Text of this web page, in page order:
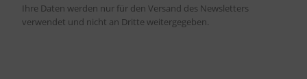
Ihre Daten werden nur für den Versand des Newsletters
verwendet und nicht an Dritte weitergegeben.